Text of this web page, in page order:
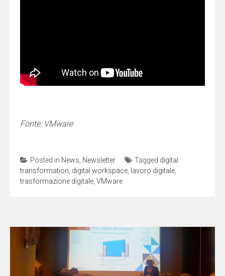
Fonte: VMware
Posted in News Newsletter Tagged digital
transformation digital workspace lavoro digitale
trasformazione digitale VMware